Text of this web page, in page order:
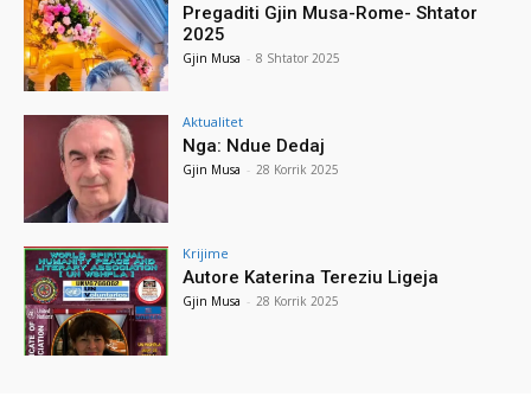
Pregaditi Gjin Musa-Rome- Shtator
2025
Gjin Musa - 8 Shtator 2025
Aktualitet
Nga: Ndue Dedaj
Gjin Musa - 28 Korrik 2025
Krijime
Autore Katerina Tereziu Ligeja
Gjin Musa - 28 Korrik 2025